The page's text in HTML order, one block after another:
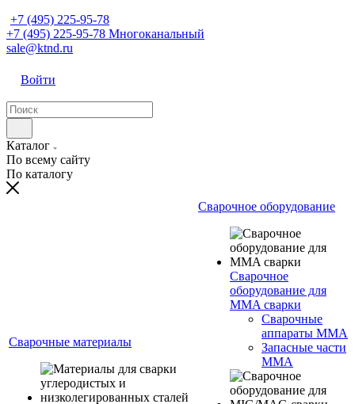
+7 (495) 225-95-78
+7 (495) 225-95-78 Многоканальный
sale@ktnd.ru
Войти
Каталог
По всему сайту
По каталогу
Сварочные материалы
Сварочное оборудование
Сварочное
оборудование для
MMA сварки
Сварочные
аппараты MMA
Запасные части
MMA